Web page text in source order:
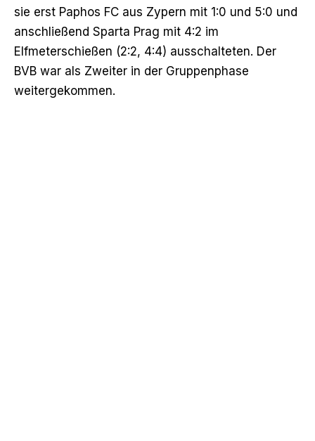
sie erst Paphos FC aus Zypern mit 1:0 und 5:0 und
anschließend Sparta Prag mit 4:2 im
Elfmeterschießen (2:2, 4:4) ausschalteten. Der
BVB war als Zweiter in der Gruppenphase
weitergekommen.